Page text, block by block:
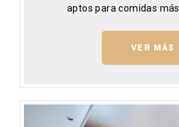
aptos para comidas
VER MÁS